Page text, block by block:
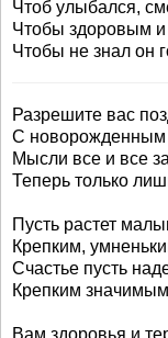
Чтоб улыбался,
Чтобы здоровым и
Чтобы не знал он
Разрешите вас
С новорожденным
Мысли все и все
Теперь только
Пусть растет
Крепким,
Счастье пусть
Крепким
Вам здоровья и